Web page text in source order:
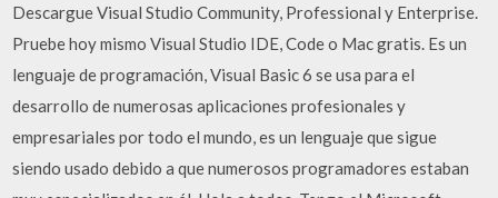
Descargue Visual Studio Community, Professional y Enterprise.
Pruebe hoy mismo Visual Studio IDE, Code o Mac gratis. Es un
lenguaje de programación, Visual Basic 6 se usa para el
desarrollo de numerosas aplicaciones profesionales y
empresariales por todo el mundo, es un lenguaje que sigue
siendo usado debido a que numerosos programadores estaban